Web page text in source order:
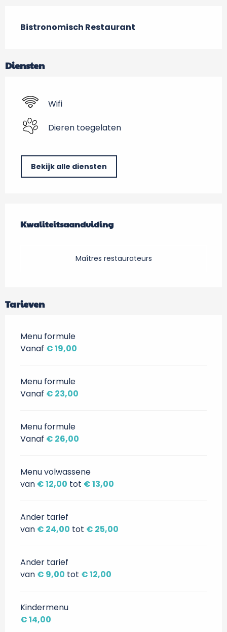
Bistronomisch Restaurant
Diensten
Wifi
Dieren toegelaten
Bekijk alle diensten
Kwaliteitsaanduiding
Kwaliteitsaanduiding
Maîtres restaurateurs
Tarieven
Menu formule
Vanaf € 19,00
Menu formule
Vanaf € 23,00
Menu formule
Vanaf € 26,00
Menu volwassene
van € 12,00 tot € 13,00
Ander tarief
van € 24,00 tot € 25,00
Ander tarief
van € 9,00 tot € 12,00
Kindermenu
€ 14,00